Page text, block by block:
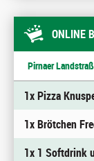
ONLINE
Pirnaer
1x Pizza
1x Brötchen
1x 1 Softdrink